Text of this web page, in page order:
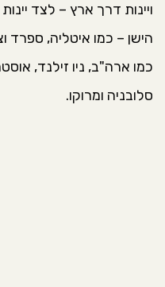
ויינות דרך ארץ – לצד
הישן – כמו איטליה, ספרד
כמו ארה"ב, ניו זילנד,
סלובניה ומרוקו.